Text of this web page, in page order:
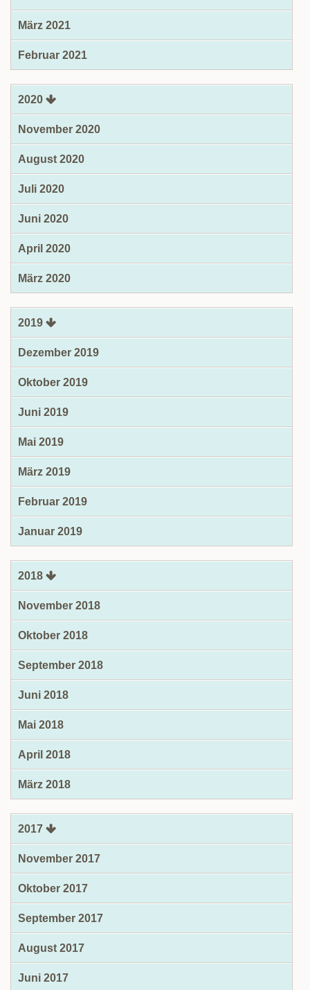
März 2021
Februar 2021
2020
November 2020
August 2020
Juli 2020
Juni 2020
April 2020
März 2020
2019
Dezember 2019
Oktober 2019
Juni 2019
Mai 2019
März 2019
Februar 2019
Januar 2019
2018
November 2018
Oktober 2018
September 2018
Juni 2018
Mai 2018
April 2018
März 2018
2017
November 2017
Oktober 2017
September 2017
August 2017
Juni 2017